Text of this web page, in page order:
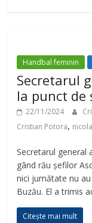
Handbal feminin
Secretarul
la punct de
22/11/2024
Cristian Potora,
Secretarul general
gând rău șefilor
nici jumătate nu
Buzău. El a trimis
Citește mai mult